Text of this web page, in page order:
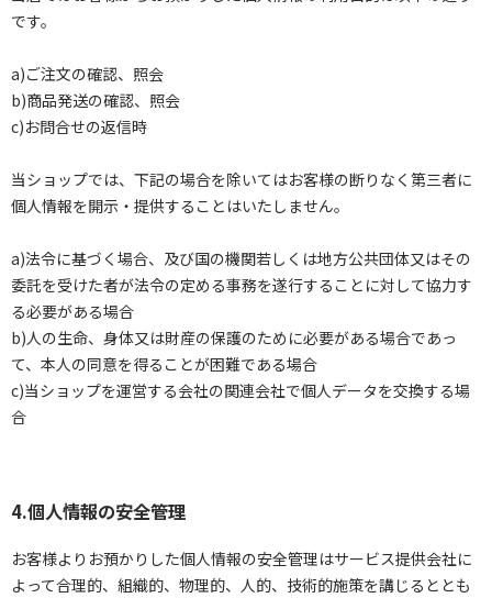
です。
a)ご注文の確認、照会
b)商品発送の確認、照会
c)お問合せの返信時
当ショップでは、下記の場合を除いてはお客様の断りなく第三者に
個人情報を開示・提供することはいたしません。
a)法令に基づく場合、及び国の機関若しくは地方公共団体又はその
委託を受けた者が法令の定める事務を遂行することに対して協力す
る必要がある場合
b)人の生命、身体又は財産の保護のために必要がある場合であっ
て、本人の同意を得ることが困難である場合
c)当ショップを運営する会社の関連会社で個人データを交換する場
合
4.個人情報の安全管理
お客様よりお預かりした個人情報の安全管理はサービス提供会社に
よって合理的、組織的、物理的、人的、技術的施策を講じるととも